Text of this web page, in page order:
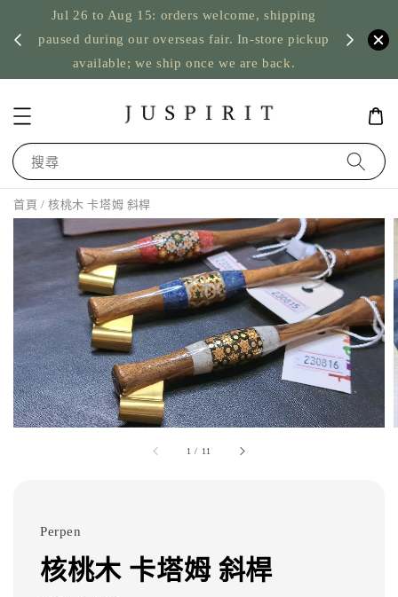
Jul 26 to Aug 15: orders welcome, shipping
paused during our overseas fair. In-store pickup
available; we ship once we are back.
US
搜尋
首頁 / 核桃木 卡塔姆 斜桿
1 / 11
Perpen
核桃木 卡塔姆 斜桿